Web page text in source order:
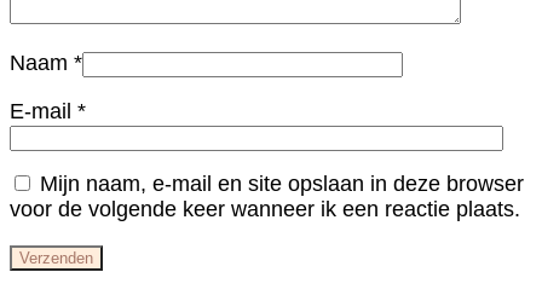
Naam *
E-mail *
Mijn naam, e-mail en site opslaan in deze browser
voor de volgende keer wanneer ik een reactie plaats.